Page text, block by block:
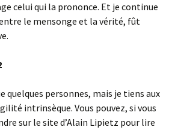
celui qui la prononce. Et je continue
le mensonge et la vérité, fût
quelques personnes, mais je tiens aux
intrinsèque. Vous pouvez, si vous
sur le site d’Alain Lipietz pour lire